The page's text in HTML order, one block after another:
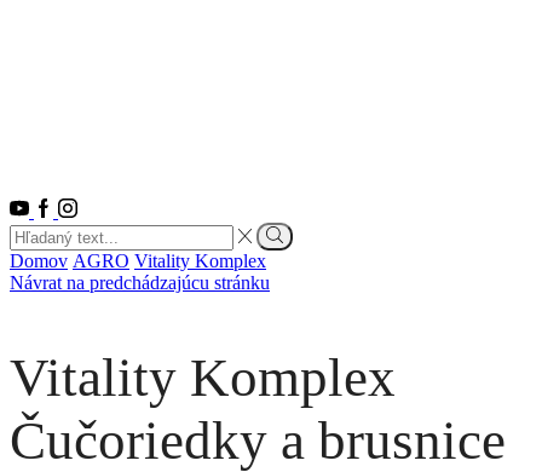
Youtube
Facebook
Instagram
Search
input
Vyhľadať
Domov AGRO Vitality Komplex
Návrat na predchádzajúcu stránku
Vitality Komplex
Čučoriedky a brusnice